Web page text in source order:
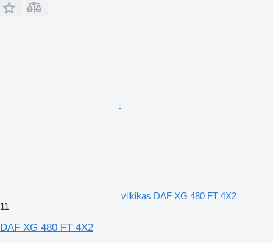
vilkikas DAF XG 480 FT 4X2
11
DAF XG 480 FT 4X2